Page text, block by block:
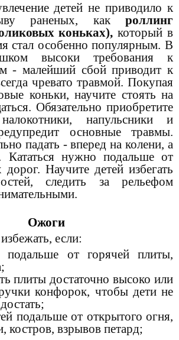
детей не приводило к
раненых, как роллинг
коньках), который в
стал особенно популярным. В
высоки требования к
- малейший сбой приводит к
чревато травмой. Покупая
коньки, научите стоять на
Обязательно приобретите
напульсники и
основные травмы.
падать - вперед на колени, а
Кататься нужно подальше от
Научите детей избегать
следить за рельефом
Ожоги
если:
подальше от горячей плиты,
плиты достаточно высоко или
конфорок, чтобы дети не
подальше от открытого огня,
костров, взрывов петард;